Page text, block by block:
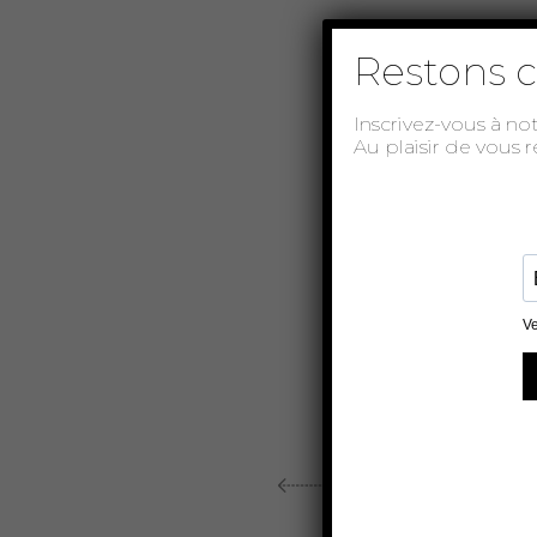
Restons
Inscrivez-vous à
Au plaisir de vous